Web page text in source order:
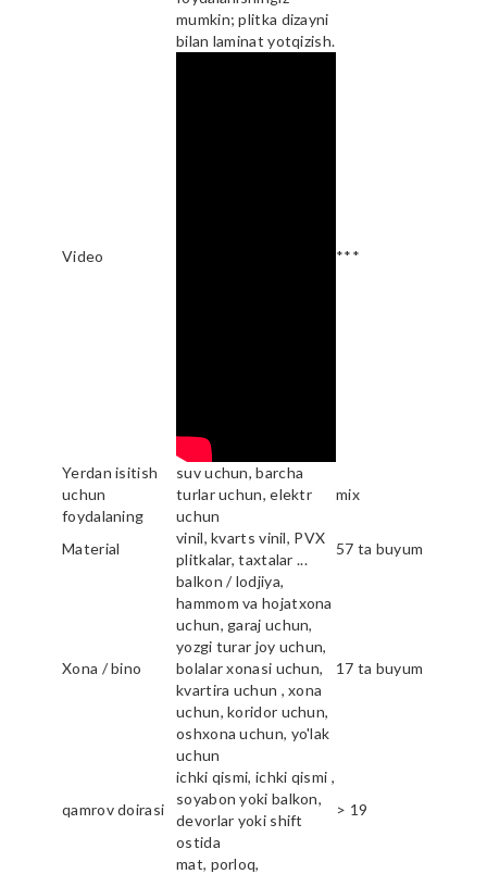
mumkin; plitka dizayni
bilan laminat yotqizish.
Video ***
Yerdan isitish
uchun
foydalaning
suv uchun, barcha
turlar uchun, elektr
uchun
mix
Material
vinil, kvarts vinil, PVX
plitkalar, taxtalar ...
57 ta buyum
Xona / bino
balkon / lodjiya,
hammom va hojatxona
uchun, garaj uchun,
yozgi turar joy uchun,
bolalar xonasi uchun,
kvartira uchun , xona
uchun, koridor uchun,
oshxona uchun, yo'lak
uchun
17 ta buyum
qamrov doirasi
ichki qismi, ichki qismi ,
soyabon yoki balkon,
devorlar yoki shift
ostida
> 19
mat, porloq,